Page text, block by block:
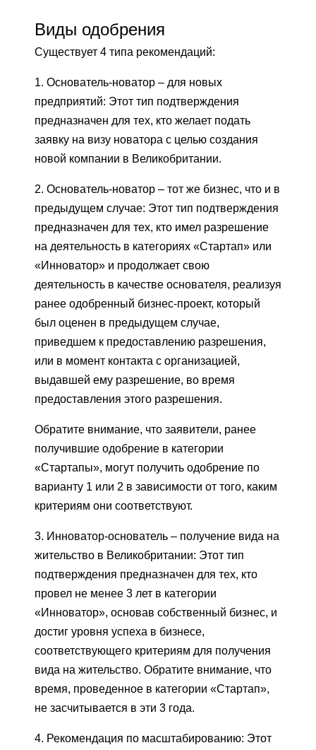
Виды одобрения
Существует 4 типа рекомендаций:
1. Основатель-новатор – для новых
предприятий: Этот тип подтверждения
предназначен для тех, кто желает подать
заявку на визу новатора с целью создания
новой компании в Великобритании.
2. Основатель-новатор – тот же бизнес, что и в
предыдущем случае: Этот тип подтверждения
предназначен для тех, кто имел разрешение
на деятельность в категориях «Стартап» или
«Инноватор» и продолжает свою
деятельность в качестве основателя, реализуя
ранее одобренный бизнес-проект, который
был оценен в предыдущем случае,
приведшем к предоставлению разрешения,
или в момент контакта с организацией,
выдавшей ему разрешение, во время
предоставления этого разрешения.
Обратите внимание, что заявители, ранее
получившие одобрение в категории
«Стартапы», могут получить одобрение по
варианту 1 или 2 в зависимости от того, каким
критериям они соответствуют.
3. Инноватор-основатель – получение вида на
жительство в Великобритании: Этот тип
подтверждения предназначен для тех, кто
провел не менее 3 лет в категории
«Инноватор», основав собственный бизнес, и
достиг уровня успеха в бизнесе,
соответствующего критериям для получения
вида на жительство. Обратите внимание, что
время, проведенное в категории «Стартап»,
не засчитывается в эти 3 года.
4. Рекомендация по масштабированию: Этот